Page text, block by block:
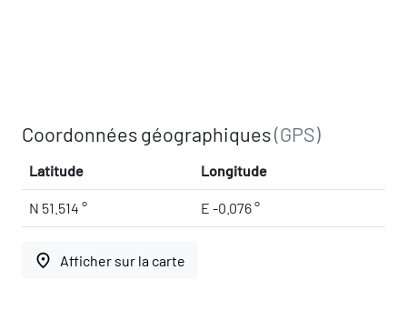
Coordonnées géographiques(GPS)
Latitude Longitude
N 51.514 ° E -0.076 °
place Afficher sur la carte